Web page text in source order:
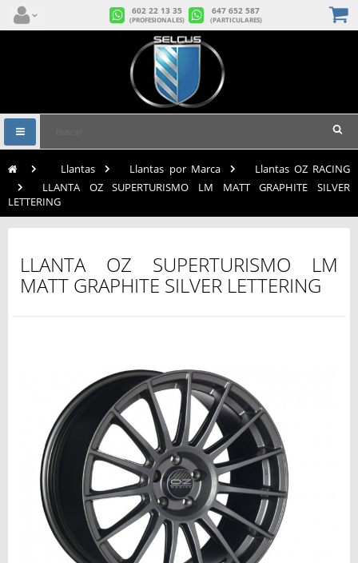
602 22 13 35
(PROFESIONALES)
647 652 587
(PARTICULARES)
Navegación
Toggle
Llantas Llantas por Marca
Llantas OZ RACING
LLANTA OZ SUPERTURISMO LM MATT GRAPHITE SILVER
LETTERING
LLANTA OZ SUPERTURISMO LM
MATT GRAPHITE SILVER LETTERING